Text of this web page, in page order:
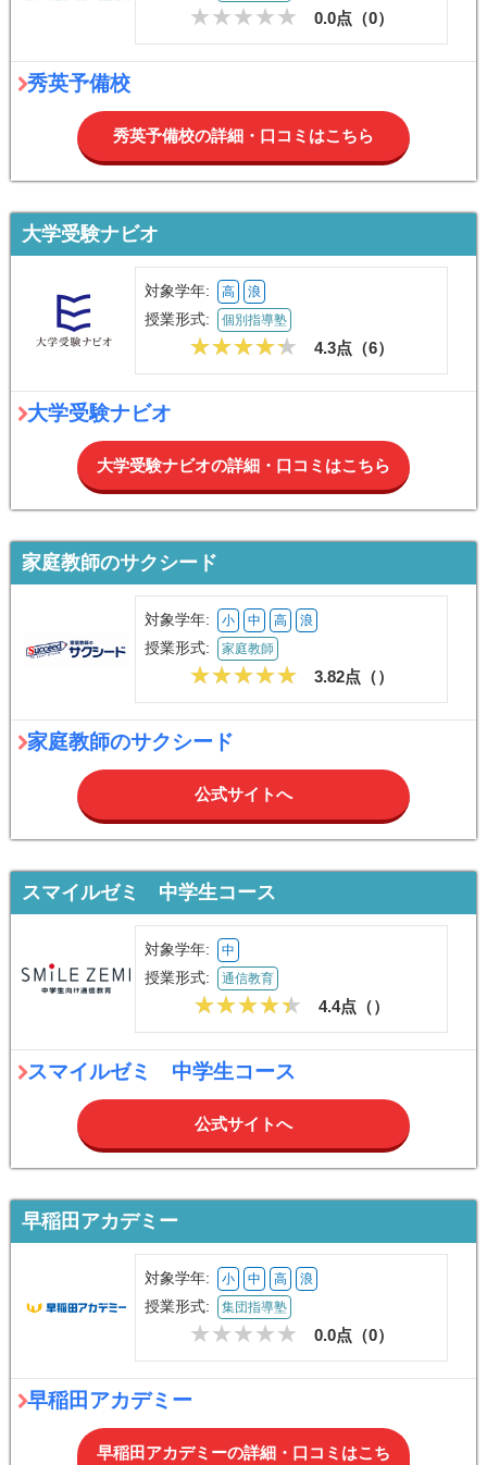
0.0点（0）
秀英予備校
秀英予備校の詳細・口コミはこちら
大学受験ナビオ
対象学年: 高 浪
授業形式: 個別指導塾
4.3点（6）
大学受験ナビオ
大学受験ナビオの詳細・口コミはこちら
家庭教師のサクシード
対象学年: 小 中 高 浪
授業形式: 家庭教師
3.82点（）
家庭教師のサクシード
公式サイトへ
スマイルゼミ 中学生コース
対象学年: 中
授業形式: 通信教育
4.4点（）
スマイルゼミ 中学生コース
公式サイトへ
早稲田アカデミー
対象学年: 小 中 高 浪
授業形式: 集団指導塾
0.0点（0）
早稲田アカデミー
早稲田アカデミーの詳細・口コミはこち